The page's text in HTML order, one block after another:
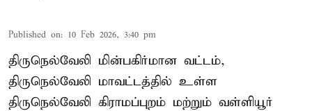
Published on: 10 Feb 2026, 3:40 pm
திருநெல்வேலி மின்பகிர்மான வட்டம்,
திருநெல்வேலி மாவட்டத்தில் உள்ள
திருநெல்வேலி கிராமப்புறம் மற்றும் வள்ளியூர்